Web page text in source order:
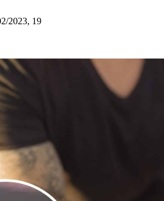
2023, 19